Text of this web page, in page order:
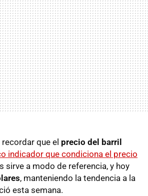
que el precio del barril
indicador que condiciona el precio
sirve a modo de referencia, y hoy
, manteniendo la tendencia a la
esta semana.